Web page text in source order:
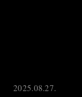
2025.08.27.